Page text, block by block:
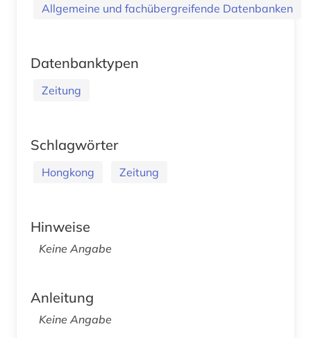
Allgemeine und fachübergreifende Datenbanken
Datenbanktypen
Zeitung
Schlagwörter
Hongkong Zeitung
Hinweise
Keine Angabe
Anleitung
Keine Angabe